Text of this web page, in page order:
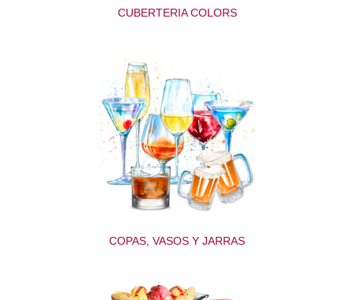
CUBERTERIA COLORS
COPAS, VASOS Y JARRAS